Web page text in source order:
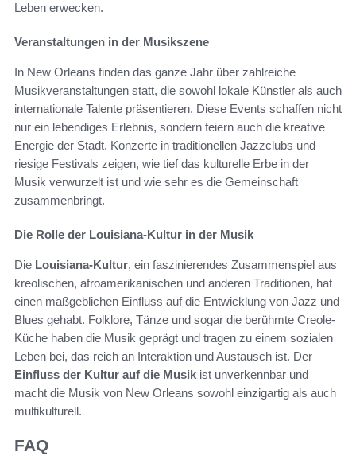
Leben erwecken.
Veranstaltungen in der Musikszene
In New Orleans finden das ganze Jahr über zahlreiche
Musikveranstaltungen statt, die sowohl lokale Künstler als auch
internationale Talente präsentieren. Diese Events schaffen nicht
nur ein lebendiges Erlebnis, sondern feiern auch die kreative
Energie der Stadt. Konzerte in traditionellen Jazzclubs und
riesige Festivals zeigen, wie tief das kulturelle Erbe in der
Musik verwurzelt ist und wie sehr es die Gemeinschaft
zusammenbringt.
Die Rolle der Louisiana-Kultur in der Musik
Die Louisiana-Kultur, ein faszinierendes Zusammenspiel aus
kreolischen, afroamerikanischen und anderen Traditionen, hat
einen maßgeblichen Einfluss auf die Entwicklung von Jazz und
Blues gehabt. Folklore, Tänze und sogar die berühmte Creole-
Küche haben die Musik geprägt und tragen zu einem sozialen
Leben bei, das reich an Interaktion und Austausch ist. Der
Einfluss der Kultur auf die Musik ist unverkennbar und
macht die Musik von New Orleans sowohl einzigartig als auch
multikulturell.
FAQ